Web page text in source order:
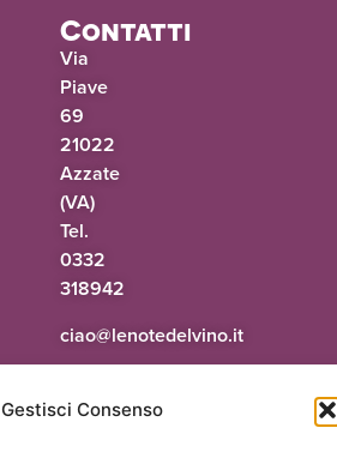
Gestisci Consenso
Contatti
Via
Piave
69
21022
Azzate
(VA)
Tel.
0332
318942
ti.onivledetonel
@oaic